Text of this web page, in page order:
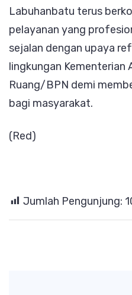
Labuhanbatu terus
pelayanan yang
sejalan dengan upaya
lingkungan Kementerian
Ruang/BPN demi
bagi masyarakat.
(Red)
Jumlah Pengunjung: